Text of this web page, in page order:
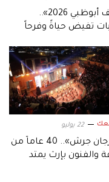
«صيف أبوظبي 2026»..
تفيض حياةً وفرحاً
22 يوليو
«مهرجان جرش».. 40 عاماً من
والفنون بإرث يمتد